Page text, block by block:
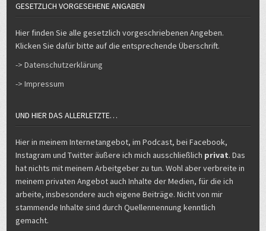
GESETZLICH VORGESEHENE ANGABEN
Hier finden Sie alle gesetzlich vorgeschriebenen Angeben.
Klicken Sie dafür bitte auf die entsprechende Überschrift.
-> Datenschutzerklärung
-> Impressum
UND HIER DAS ALLERLETZTE…
Hier in meinem Internetangebot, im Podcast, bei Facebook,
Instagram und Twitter äußere ich mich ausschließlich privat. Das
hat nichts mit meinem Arbeitgeber zu tun. Wohl aber verbreite in
meinem privaten Angebot auch Inhalte der Medien, für die ich
arbeite, insbesondere auch eigene Beiträge. Nicht von mir
stammende Inhalte sind durch Quellennennung kenntlich
gemacht.